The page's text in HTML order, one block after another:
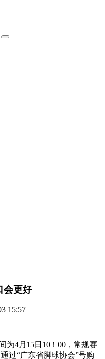
会更好
15:57
4月15日10！00，常规赛
过“广东省脚球协会”号购